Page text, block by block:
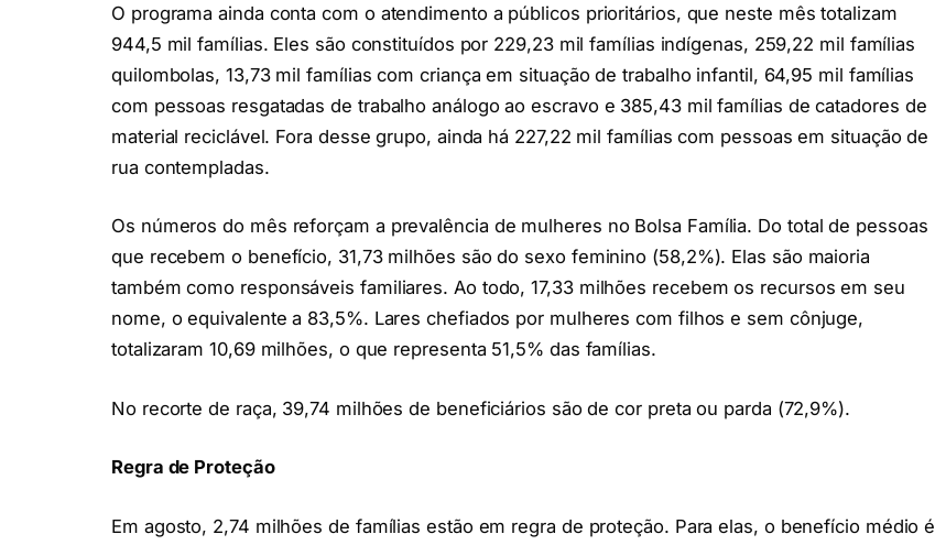
O programa ainda conta com o atendimento a públicos prioritários, que neste mês totalizam
944,5 mil famílias. Eles são constituídos por 229,23 mil famílias indígenas, 259,22 mil famílias
quilombolas, 13,73 mil famílias com criança em situação de trabalho infantil, 64,95 mil famílias
com pessoas resgatadas de trabalho análogo ao escravo e 385,43 mil famílias de catadores de
material reciclável. Fora desse grupo, ainda há 227,22 mil famílias com pessoas em situação de
rua contempladas.
Os números do mês reforçam a prevalência de mulheres no Bolsa Família. Do total de pessoas
que recebem o benefício, 31,73 milhões são do sexo feminino (58,2%). Elas são maioria
também como responsáveis familiares. Ao todo, 17,33 milhões recebem os recursos em seu
nome, o equivalente a 83,5%. Lares chefiados por mulheres com filhos e sem cônjuge,
totalizaram 10,69 milhões, o que representa 51,5% das famílias.
No recorte de raça, 39,74 milhões de beneficiários são de cor preta ou parda (72,9%).
Regra de Proteção
Em agosto, 2,74 milhões de famílias estão em regra de proteção. Para elas, o benefício médio é